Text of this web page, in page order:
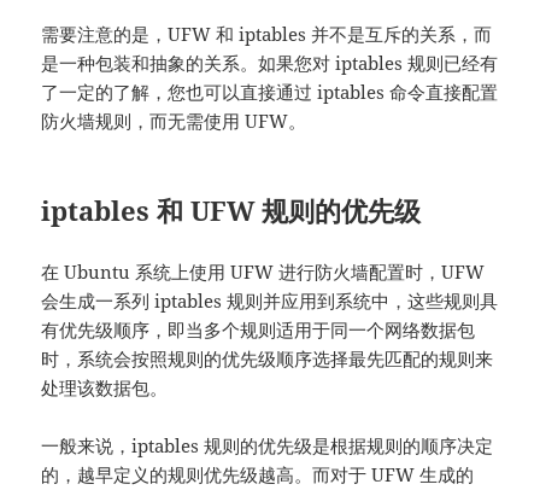
需要注意的是，UFW 和 iptables 并不是互斥的关系，而
是一种包装和抽象的关系。如果您对 iptables 规则已经有
了一定的了解，您也可以直接通过 iptables 命令直接配置
防火墙规则，而无需使用 UFW。
iptables 和 UFW 规则的优先级
在 Ubuntu 系统上使用 UFW 进行防火墙配置时，UFW
会生成一系列 iptables 规则并应用到系统中，这些规则具
有优先级顺序，即当多个规则适用于同一个网络数据包
时，系统会按照规则的优先级顺序选择最先匹配的规则来
处理该数据包。
一般来说，iptables 规则的优先级是根据规则的顺序决定
的，越早定义的规则优先级越高。而对于 UFW 生成的